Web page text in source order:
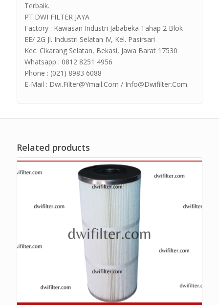
Terbaik.
PT.DWI FILTER JAYA
Factory : Kawasan Industri Jababeka Tahap 2 Blok
EE/ 2G Jl. Industri Selatan IV, Kel. Pasirsari
Kec. Cikarang Selatan, Bekasi, Jawa Barat 17530
Whatsapp : 0812 8251 4956
Phone : (021) 8983 6088
E-Mail : Dwi.Filter@Ymail.Com / Info@Dwifilter.Com
Related products